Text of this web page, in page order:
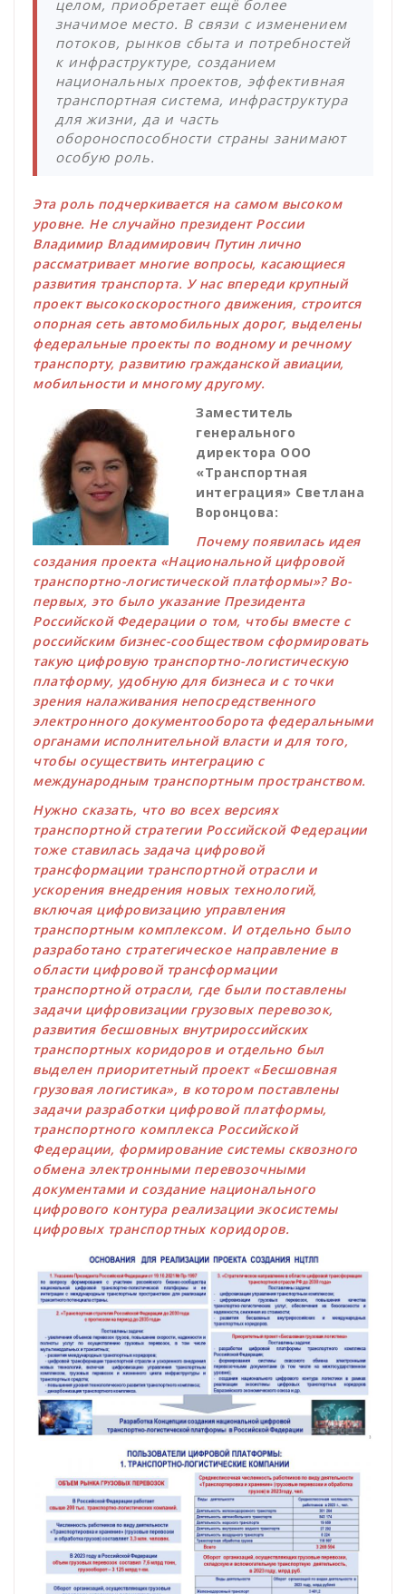
целом, приобретает ещё более
значимое место. В связи с изменением
потоков, рынков сбыта и потребностей
к инфраструктуре, созданием
национальных проектов, эффективная
транспортная система, инфраструктура
для жизни, да и часть
обороноспособности страны занимают
особую роль.
Эта роль подчеркивается на самом высоком
уровне. Не случайно президент России
Владимир Владимирович Путин лично
рассматривает многие вопросы, касающиеся
развития транспорта. У нас впереди крупный
проект высокоскоростного движения, строится
опорная сеть автомобильных дорог, выделены
федеральные проекты по водному и речному
транспорту, развитию гражданской авиации,
мобильности и многому другому.
Заместитель
генерального
директора ООО
«Транспортная
интеграция» Светлана
Воронцова:
Почему появилась идея
создания проекта «Национальной цифровой
транспортно-логистической платформы»? Во-
первых, это было указание Президента
Российской Федерации о том, чтобы вместе с
российским бизнес-сообществом сформировать
такую цифровую транспортно-логистическую
платформу, удобную для бизнеса и с точки
зрения налаживания непосредственного
электронного документооборота федеральными
органами исполнительной власти и для того,
чтобы осуществить интеграцию с
международным транспортным пространством.
Нужно сказать, что во всех версиях
транспортной стратегии Российской Федерации
тоже ставилась задача цифровой
трансформации транспортной отрасли и
ускорения внедрения новых технологий,
включая цифровизацию управления
транспортным комплексом. И отдельно было
разработано стратегическое направление в
области цифровой трансформации
транспортной отрасли, где были поставлены
задачи цифровизации грузовых перевозок,
развития бесшовных внутрироссийских
транспортных коридоров и отдельно был
выделен приоритетный проект «Бесшовная
грузовая логистика», в котором поставлены
задачи разработки цифровой платформы,
транспортного комплекса Российской
Федерации, формирование системы сквозного
обмена электронными перевозочными
документами и создание национального
цифрового контура реализации экосистемы
цифровых транспортных коридоров.